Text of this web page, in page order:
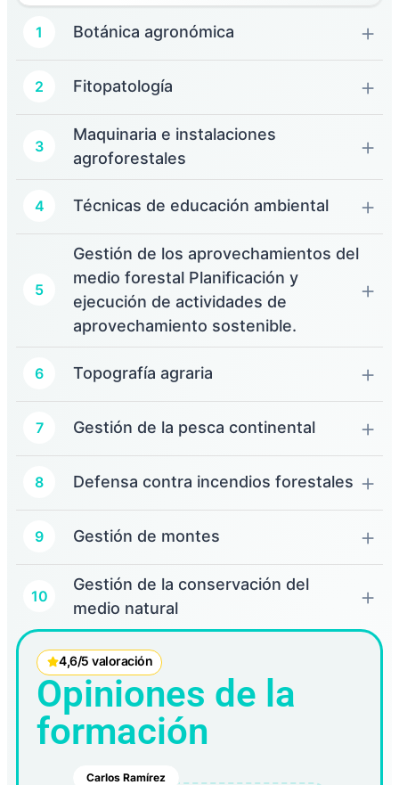
1 Botánica agronómica
2 Fitopatología
3
Maquinaria e instalaciones
agroforestales
4 Técnicas de educación ambiental
5
Gestión de los aprovechamientos del
medio forestal Planificación y
ejecución de actividades de
aprovechamiento sostenible.
6 Topografía agraria
7 Gestión de la pesca continental
8 Defensa contra incendios forestales
9 Gestión de montes
10
Gestión de la conservación del
medio natural
4,6/5 valoración
Opiniones de la
formación
Carlos Ramírez